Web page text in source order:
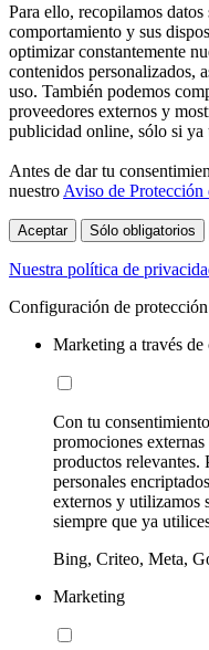
Para ello, recopilamos datos
comportamiento y sus
optimizar constantemente
contenidos personalizados,
uso. También podemos
proveedores externos y
publicidad online, sólo si ya
Antes de dar tu
nuestro Aviso de Protección
Aceptar Sólo obligatorios
Nuestra política de
Configuración de protección
Marketing a través de
Con tu
promociones
productos relevantes.
personales
externos y utilizamos
siempre que ya
Bing, Criteo, Meta,
Marketing